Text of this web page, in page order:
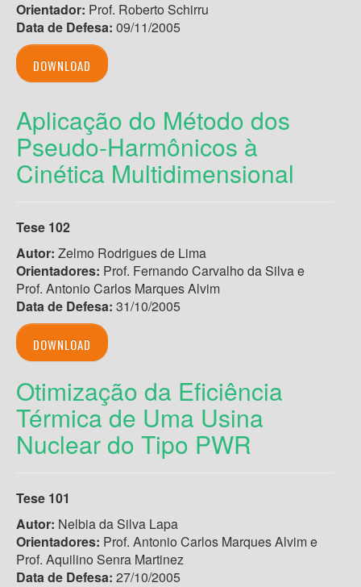
Orientador: Prof. Roberto Schirru
Data de Defesa: 09/11/2005
DOWNLOAD
Aplicação do Método dos
Pseudo-Harmônicos à
Cinética Multidimensional
Tese 102
Autor: Zelmo Rodrigues de Lima
Orientadores: Prof. Fernando Carvalho da Silva e
Prof. Antonio Carlos Marques Alvim
Data de Defesa: 31/10/2005
DOWNLOAD
Otimização da Eficiência
Térmica de Uma Usina
Nuclear do Tipo PWR
Tese 101
Autor: Nelbia da Silva Lapa
Orientadores: Prof. Antonio Carlos Marques Alvim e
Prof. Aquilino Senra Martinez
Data de Defesa: 27/10/2005